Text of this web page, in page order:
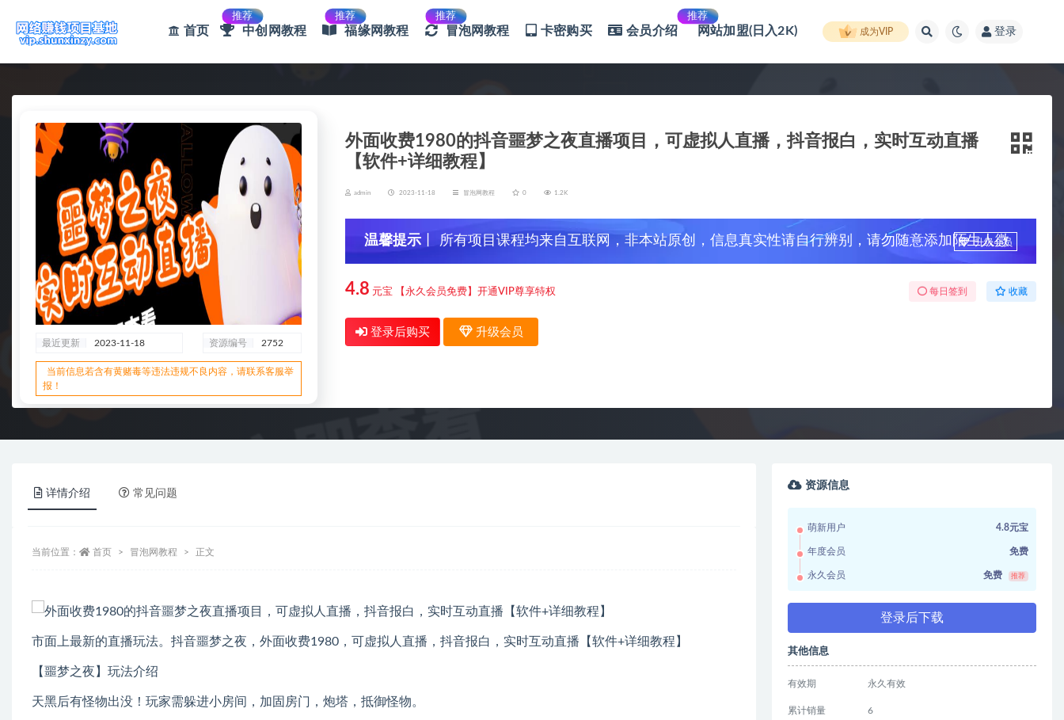
首页
推荐
中创网教程
推荐
福缘网教程
推荐
冒泡网教程 卡密购买 会员介绍
推荐
网站加盟(日入2K) 成为VIP 登录
最近更新 2023-11-18 资源编号 2752
当前信息若含有黄赌毒等违法违规不良内容，请联系客服举
报！
外面收费1980的抖音噩梦之夜直播项目，可虚拟人直播，抖音报白，实时互动直播
【软件+详细教程】
admin 2023-11-18 冒泡网教程 0 1.2K
温馨提示 丨 所有项目课程均来自互联网，非本站原创，信息真实性请自行辨别，请勿随意添加陌生人微
信，谨防上当受骗！
升级会员
4.8 元宝 【永久会员免费】开通VIP尊享特权 每日签到 收藏
登录后购买 升级会员
详情介绍 常见问题
当前位置： 首页 冒泡网教程 正文
市面上最新的直播玩法。抖音噩梦之夜，外面收费1980，可虚拟人直播，抖音报白，实时互动直播【软件+详细教程】
【噩梦之夜】玩法介绍
天黑后有怪物出没！玩家需躲进小房间，加固房门，炮塔，抵御怪物。
资源信息
萌新用户 4.8元宝
年度会员 免费
永久会员 免费 推荐
登录后下载
其他信息
有效期 永久有效
累计销量 6